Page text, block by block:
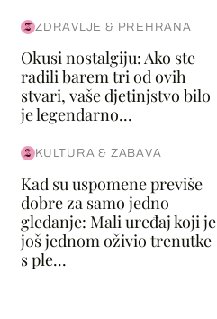
ZDRAVLJE & PREHRANA
Okusi nostalgiju: Ako ste
radili barem tri od ovih
stvari, vaše djetinjstvo bilo
je legendarno...
KULTURA & ZABAVA
Kad su uspomene previše
dobre za samo jedno
gledanje: Mali uređaj koji je
još jednom oživio trenutke
s ple...